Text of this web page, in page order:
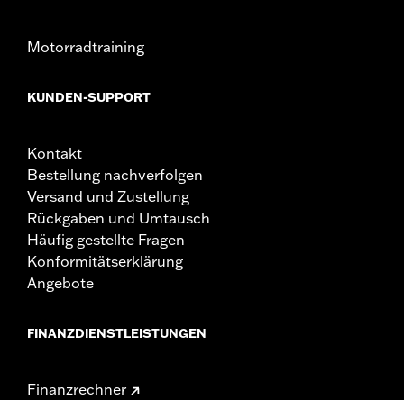
Motorradtraining
KUNDEN-SUPPORT
Kontakt
Bestellung nachverfolgen
Versand und Zustellung
Rückgaben und Umtausch
Häufig gestellte Fragen
Konformitätserklärung
Angebote
FINANZDIENSTLEISTUNGEN
Finanzrechner